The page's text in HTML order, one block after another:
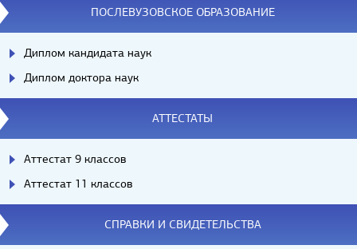
ПОСЛЕВУЗОВСКОЕ ОБРАЗОВАНИЕ
Диплом кандидата наук
Диплом доктора наук
АТТЕСТАТЫ
Аттестат 9 классов
Аттестат 11 классов
СПРАВКИ И СВИДЕТЕЛЬСТВА